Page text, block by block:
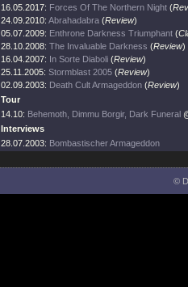
16.05.2017: Forces Of The Northern Night (
24.09.2010: Abrahadabra (Review)
05.07.2009: Enthrone Darkness Triumphant (
28.10.2008: The Invaluable Darkness (Review)
16.04.2007: In Sorte Diaboli (Review)
25.11.2005: Stormblast 2005 (Review)
02.09.2003: Death Cult Armageddon (Review)
Tour
14.10: Behemoth, Dimmu Borgir, Dark Funeral
Interviews
28.07.2003: Bombastischer Armageddon
©